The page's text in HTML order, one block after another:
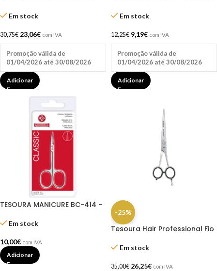
Em stock
30,75€ 23,06€ com IVA
Promoção válida de
01/04/2026 até 30/08/2026
Adicionar
Em stock
12,25€ 9,19€ com IVA
Promoção válida de
01/04/2026 até 30/08/2026
Adicionar
TESOURA MANICURE BC-414 –
Em stock
10,00€ com IVA
Adicionar
-25%
Tesoura Hair Professional Fio
Em stock
35,00€ 26,25€ com IVA